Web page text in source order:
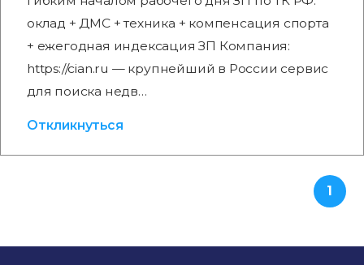
оклад + ДМС + техника + компенсация спорта
+ ежегодная индексация ЗП Компания:
https://cian.ru — крупнейший в России сервис
для поиска недв…
Откликнуться
1